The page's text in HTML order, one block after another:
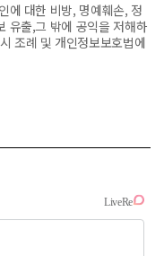
에 대한 비방, 명예훼손, 정
유출,그 밖에 공익을 저해하
조례 및 개인정보보호법에